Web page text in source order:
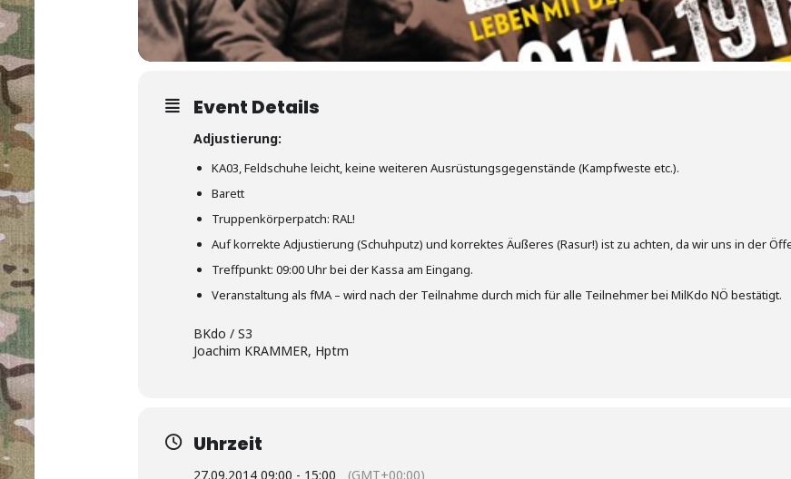
Event Details
Adjustierung:
KA03, Feldschuhe leicht, keine weiteren Ausrüstungsgegenstände (Kampfweste etc.).
Barett
Truppenkörperpatch: RAL!
Auf korrekte Adjustierung (Schuhputz) und korrektes Äußeres (Rasur!) ist zu achten, da wir uns in der
Treffpunkt: 09:00 Uhr bei der Kassa am Eingang.
Veranstaltung als fMA – wird nach der Teilnahme durch mich für alle Teilnehmer bei MilKdo NÖ bestätigt.
BKdo / S3
Joachim KRAMMER, Hptm
Uhrzeit
27.09.2014 09:00 - 15:00 (GMT+00:00)